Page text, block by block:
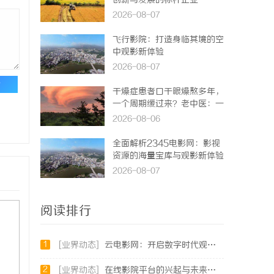
2026-08-07
飞行影院：打造身临其境的空
中观影新体验
2026-08-07
干燥症患者口干眼燥熬多年，
一个周期缓过来？老中医：一
张辨证方对症，身体找回津液
2026-08-06
全面解析2345电影网：影视
资源的海量宝库与观影新体验
2026-08-07
阅读排行
1 [业界动态] 云电影网：开启数字时代观影新体验的创新平台
2 [业界动态] 在线影院平台的兴起与未来发展趋势深度解析